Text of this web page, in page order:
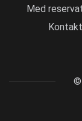
Med
©